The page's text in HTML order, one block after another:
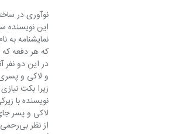
این نویسنده
در این دو نفر
زیرا بکت
نویسنده با
لاکی و پسر